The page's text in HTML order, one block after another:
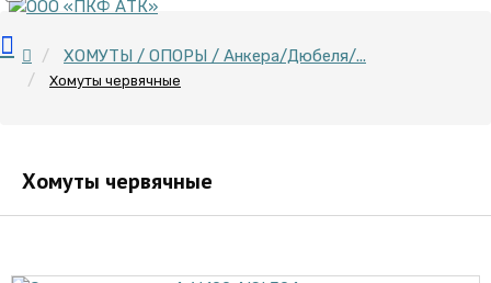
ХОМУТЫ / ОПОРЫ / Анкера/Дюбеля/...
Хомуты червячные
Хомуты червячные